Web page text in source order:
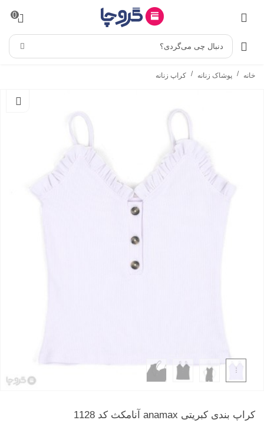
0
دنبال چی می‌گردی؟
خانه / پوشاک زنانه / کراپ زنانه
کراپ بندی کبریتی anamax آنامکث کد 1128